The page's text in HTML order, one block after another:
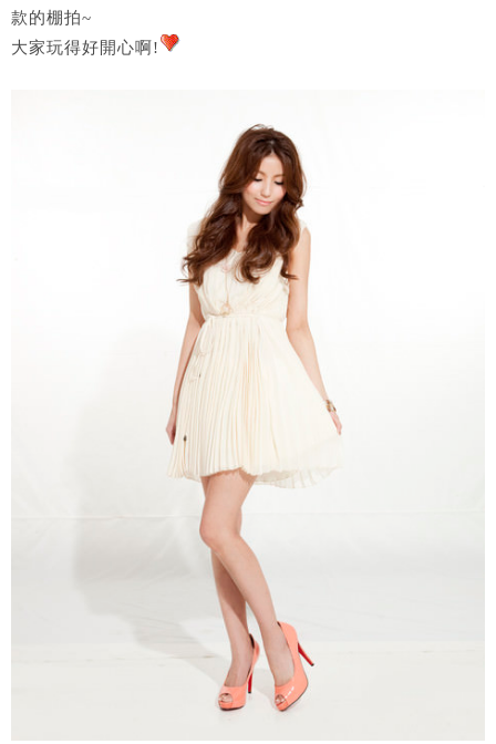
款的棚拍~
大家玩得好開心啊!